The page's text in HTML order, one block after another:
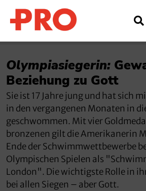
Olympiasiegerin:
Beziehung zu Gott
Sie ist 17 Jahre jung und hat sich
in den vergangenen Monaten in
geschwommen. Mit vier
bronzenen gilt die Amerikanerin
Ende der Schwimmwettbewerbe
Olympischen Spielen als
London". Die wichtigste Rolle in
bei allen Siegen – aber Gott.